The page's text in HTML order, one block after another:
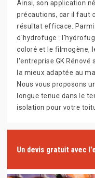
Ainsi, son application
précautions, car il faut
résultat efficace.
d'hydrofuge :
coloré et le filmogène,
l'entreprise GK
la mieux adaptée au
Nous vous proposons
longue tenue dans le
isolation pour votre
Un devis gratuit avec